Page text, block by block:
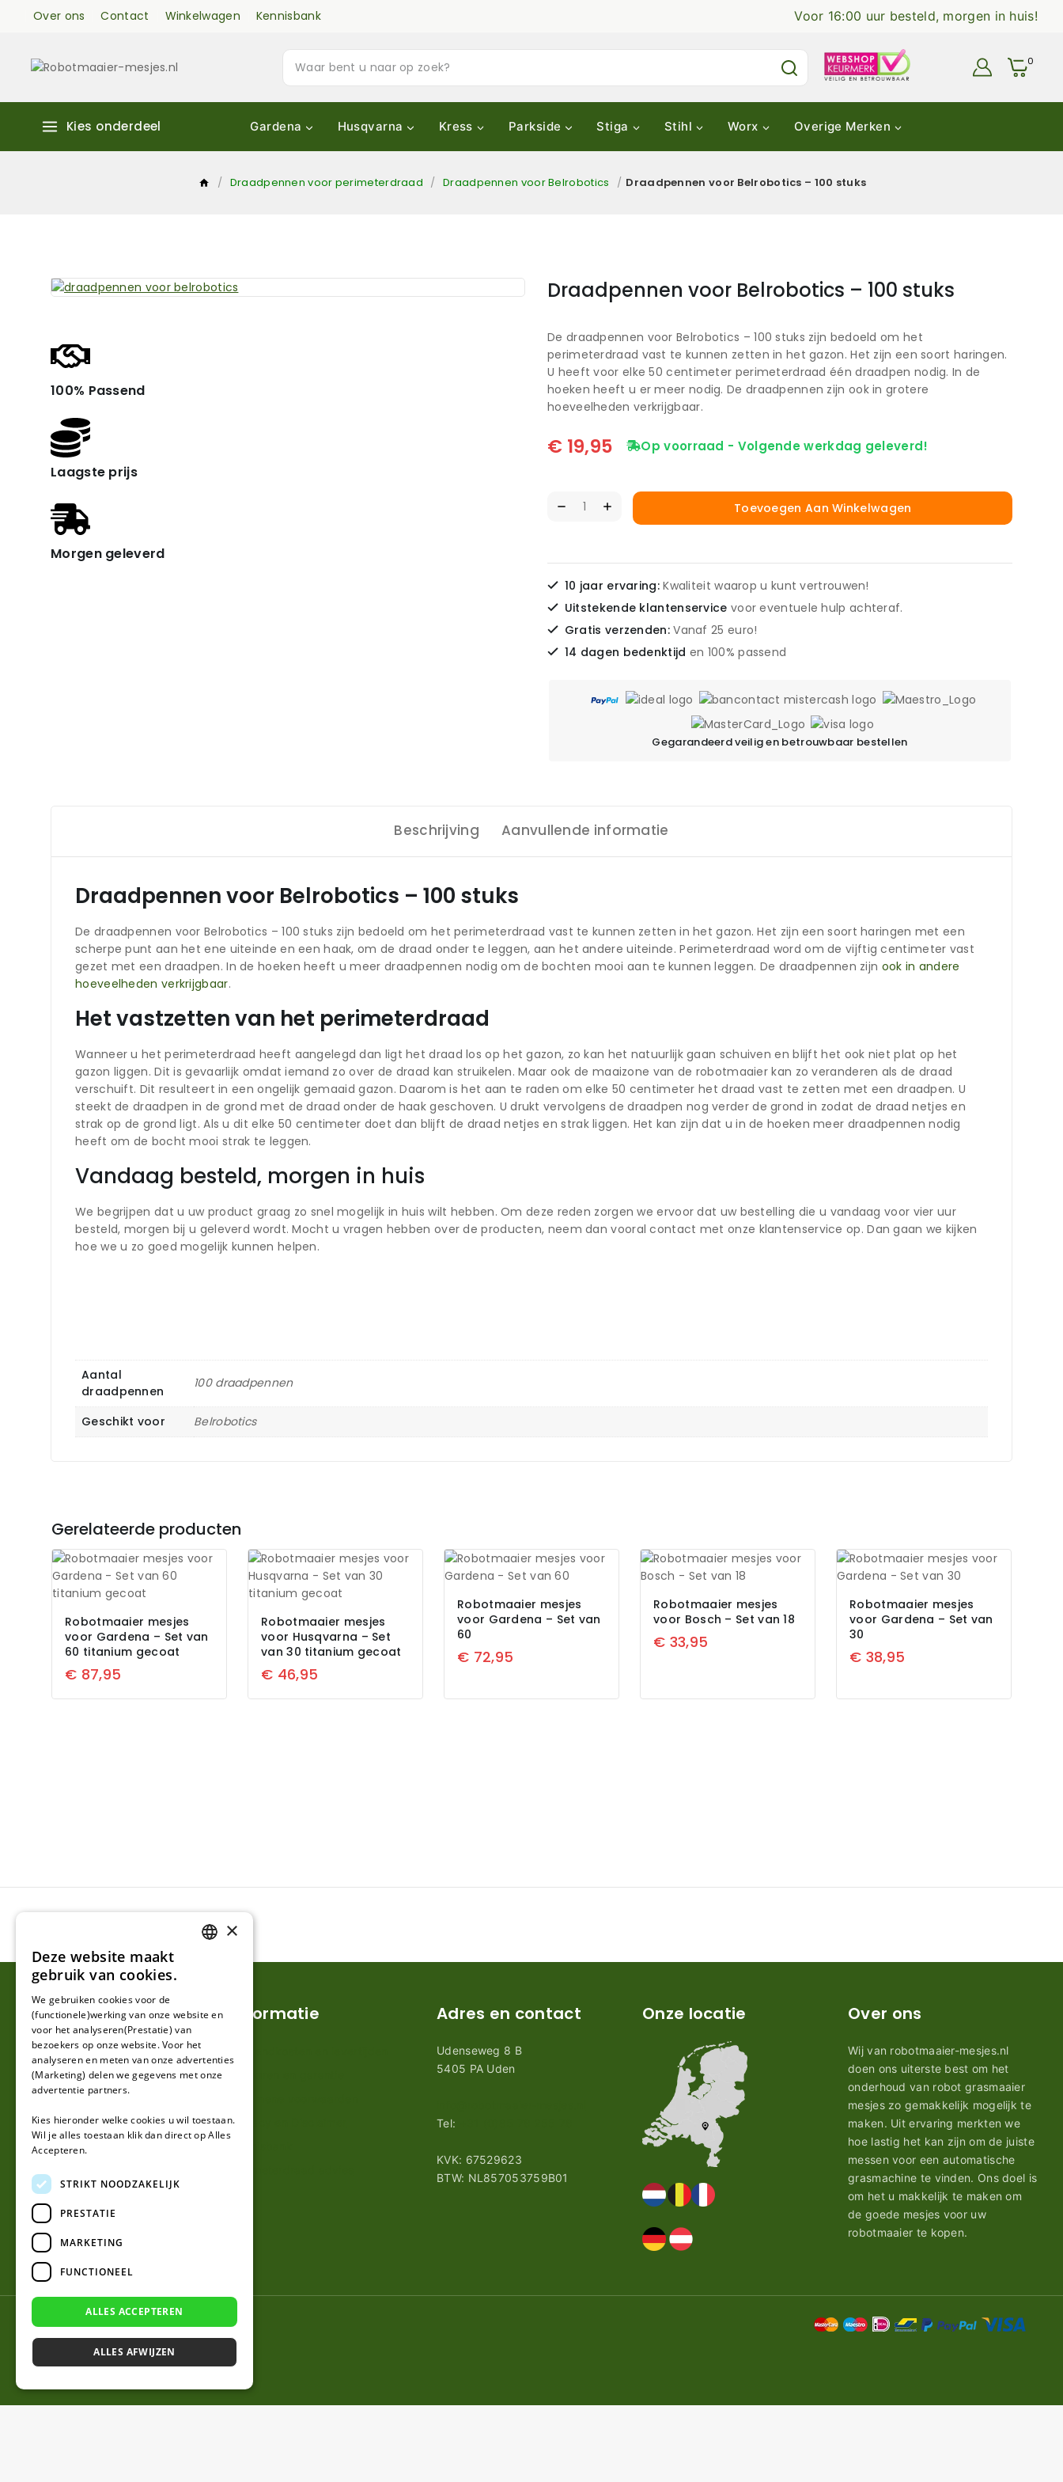
Over ons Contact Winkelwagen Kennisbank Voor 16:00 uur besteld, morgen in huis!
0
Kies onderdeel Gardena Husqvarna Kress Parkside Stiga Stihl Worx Overige Merken
/ Draadpennen voor perimeterdraad / Draadpennen voor Belrobotics / Draadpennen voor Belrobotics – 100 stuks
100% Passend
Laagste prijs
Morgen geleverd
Draadpennen voor Belrobotics – 100 stuks
De draadpennen voor Belrobotics – 100 stuks zijn bedoeld om het
perimeterdraad vast te kunnen zetten in het gazon. Het zijn een soort haringen.
U heeft voor elke 50 centimeter perimeterdraad één draadpen nodig. In de
hoeken heeft u er meer nodig. De draadpennen zijn ook in grotere
hoeveelheden verkrijgbaar.
€ 19,95 Op voorraad - Volgende werkdag geleverd!
Toevoegen Aan Winkelwagen
10 jaar ervaring:Kwaliteit waarop u kunt vertrouwen!
Uitstekende klantenservice voor eventuele hulp achteraf.
Gratis verzenden:Vanaf 25 euro!
14 dagen bedenktijd en 100% passend
Gegarandeerd veilig en betrouwbaar bestellen
Beschrijving Aanvullende informatie
Draadpennen voor Belrobotics – 100 stuks
De draadpennen voor Belrobotics – 100 stuks zijn bedoeld om het perimeterdraad vast te kunnen zetten in het gazon. Het zijn een soort haringen met een
scherpe punt aan het ene uiteinde en een haak, om de draad onder te leggen, aan het andere uiteinde. Perimeterdraad word om de vijftig centimeter vast
gezet met een draadpen. In de hoeken heeft u meer draadpennen nodig om de bochten mooi aan te kunnen leggen. De draadpennen zijn ook in andere
hoeveelheden verkrijgbaar.
Het vastzetten van het perimeterdraad
Wanneer u het perimeterdraad heeft aangelegd dan ligt het draad los op het gazon, zo kan het natuurlijk gaan schuiven en blijft het ook niet plat op het
gazon liggen. Dit is gevaarlijk omdat iemand zo over de draad kan struikelen. Maar ook de maaizone van de robotmaaier kan zo veranderen als de draad
verschuift. Dit resulteert in een ongelijk gemaaid gazon. Daarom is het aan te raden om elke 50 centimeter het draad vast te zetten met een draadpen. U
steekt de draadpen in de grond met de draad onder de haak geschoven. U drukt vervolgens de draadpen nog verder de grond in zodat de draad netjes en
strak op de grond ligt. Als u dit elke 50 centimeter doet dan blijft de draad netjes en strak liggen. Het kan zijn dat u in de hoeken meer draadpennen nodig
heeft om de bocht mooi strak te leggen.
Vandaag besteld, morgen in huis
We begrijpen dat u uw product graag zo snel mogelijk in huis wilt hebben. Om deze reden zorgen we ervoor dat uw bestelling die u vandaag voor vier uur
besteld, morgen bij u geleverd wordt. Mocht u vragen hebben over de producten, neem dan vooral contact met onze klantenservice op. Dan gaan we kijken
hoe we u zo goed mogelijk kunnen helpen.
Aantal
draadpennen
100 draadpennen
Geschikt voor Belrobotics
Gerelateerde producten
Robotmaaier mesjes
voor Gardena – Set van
60 titanium gecoat
€ 87,95
Robotmaaier mesjes
voor Husqvarna – Set
van 30 titanium gecoat
€ 46,95
Robotmaaier mesjes
voor Gardena – Set van
60
€ 72,95
Robotmaaier mesjes
voor Bosch – Set van 18
€ 33,95
Robotmaaier mesjes
voor Gardena – Set van
30
€ 38,95
Klantenservice
Mijn account
Klantenservice
Over ons
Informatie
Privacy en Disclaimer
Adres en contact
Udenseweg 8 B
5405 PA Uden
Tel:
KVK: 67529623
BTW: NL857053759B01
Onze locatie Over ons
Wij van robotmaaier-mesjes.nl
doen ons uiterste best om het
onderhoud van robot grasmaaier
mesjes zo gemakkelijk mogelijk te
maken. Uit ervaring merkten we
hoe lastig het kan zijn om de juiste
messen voor een automatische
grasmachine te vinden. Ons doel is
om het u makkelijk te maken om
de goede mesjes voor uw
robotmaaier te kopen.
© 2026 Robotmaaier-mesjes.nl
GERMAN
×
Deze website maakt
gebruik van cookies.
We gebruiken cookies voor de
(functionele)werking van onze website en
voor het analyseren(Prestatie) van
bezoekers op onze website. Voor het
analyseren en meten van onze advertenties
(Marketing) delen we gegevens met onze
advertentie partners.
Kies hieronder welke cookies u wil toestaan.
Wil je alles toestaan klik dan direct op Alles
Accepteren.
STRIKT NOODZAKELIJK
PRESTATIE
MARKETING
FUNCTIONEEL
ALLES ACCEPTEREN
ALLES AFWIJZEN